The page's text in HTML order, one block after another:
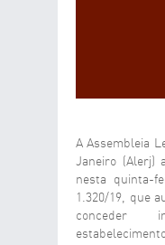
A Assembleia
Janeiro (Alerj)
nesta quinta-
1.320/19, que
conceder